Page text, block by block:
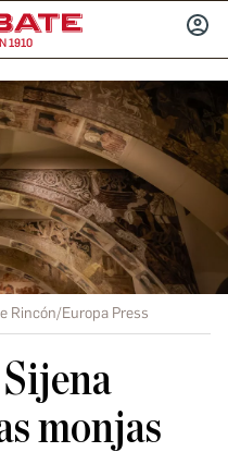
1910
Rincón/Europa Press
monjas